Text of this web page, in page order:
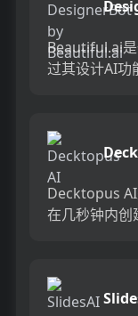
Beautiful.ai
过其设计AI功
Decktopus
在几秒钟内创